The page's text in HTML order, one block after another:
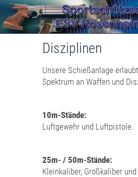
Sportschützen ESV
Disziplinen
Unsere Schießanlage
Spektrum an Waffen und
10m-Stände:
Luftgewehr und Luftpistole.
25m- / 50m-Stände:
Kleinkaliber, Großkaliber und